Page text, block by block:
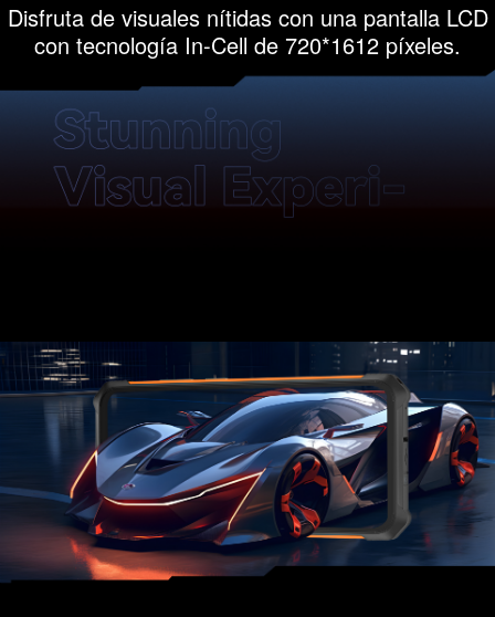
Disfruta de visuales nítidas con una pantalla LCD
con tecnología In-Cell de 720*1612 píxeles.